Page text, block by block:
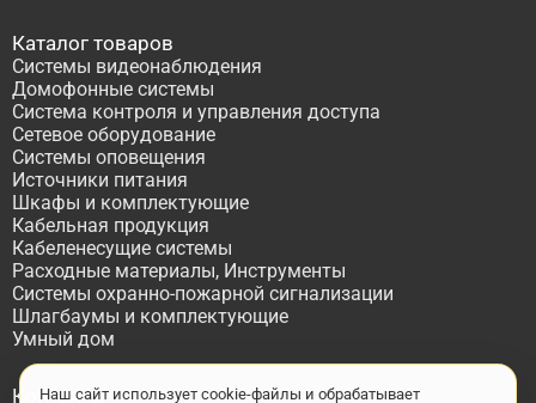
Каталог товаров
Системы видеонаблюдения
Домофонные системы
Система контроля и управления доступа
Сетевое оборудование
Системы оповещения
Источники питания
Шкафы и комплектующие
Кабельная продукция
Кабеленесущие системы
Расходные материалы, Инструменты
Системы охранно-пожарной сигнализации
Шлагбаумы и комплектующие
Умный дом
Контакты
Наш сайт использует cookie-файлы и обрабатывает